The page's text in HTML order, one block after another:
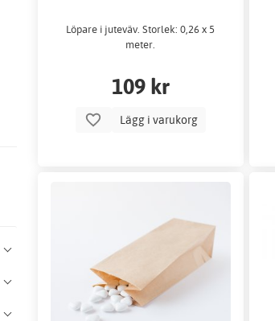
Löpare i juteväv. Storlek: 0,26 x 5
meter.
109 kr
Lägg i varukorg